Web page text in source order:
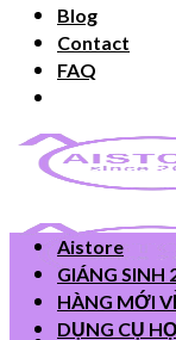
Blog
Contact
FAQ
Aistore
GIÁNG SINH
HÀNG MỚI
DỤNG CỤ